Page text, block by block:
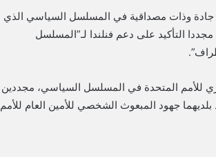
تعتبر مخطط الحكم الذاتي المقدم سنة 2007 مساهمة جادة وذات مصداقية في المسلسل السياسي الذي
التأكيد على دعم فنلندا لـ”المسلسل
للأمم المتحدة في المسلسل السياسي، مجددين
جهود المبعوث الشخصي للأمين العام للأمم